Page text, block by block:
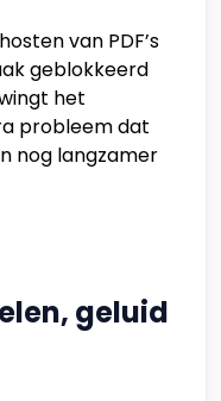
van PDF’s
geblokkeerd
het
probleem dat
nog langzamer
geluid